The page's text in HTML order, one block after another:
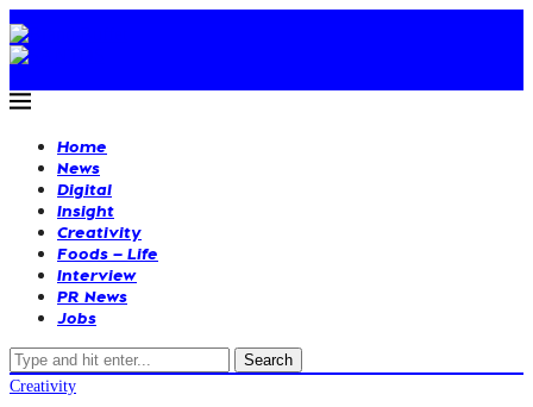
Home
News
Digital
Insight
Creativity
Foods – Life
Interview
PR News
Jobs
Search
Creativity